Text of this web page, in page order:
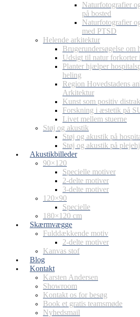
Naturfotografier
på bosted
Naturfotografier
med PTSD
Helende arkitektur
Brugerundersøgelse om
Udsigt til natur forkorter
Planter hjælper
heling
Region Hovedstadens
Arkitektur
Kunst som positiv
Forskning i æstetik på
Livet mellem stuerne
Støj og akustik
Støj og akustik på
Støj og akustik på
Akustikbilleder
90×120
Specielle motiver
2-delte motiver
3-delte motiver
120×90
Specielle
180×120 cm
Skærmvægge
Fulddækkende motiv
2-delte motiver
Kanvas stof
Blog
Kontakt
Karsten Andersen
Showroom
Kontakt os for besøg
Book et gratis teamsmøde
Nyhedsmail